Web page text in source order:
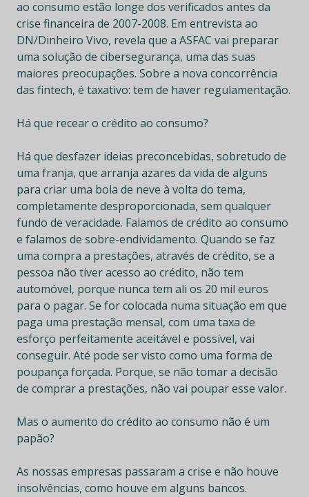
ao consumo estão longe dos verificados antes da
crise financeira de 2007-2008. Em entrevista ao
DN/Dinheiro Vivo, revela que a ASFAC vai preparar
uma solução de cibersegurança, uma das suas
maiores preocupações. Sobre a nova concorrência
das fintech, é taxativo: tem de haver regulamentação.
Há que recear o crédito ao consumo?
Há que desfazer ideias preconcebidas, sobretudo de
uma franja, que arranja azares da vida de alguns
para criar uma bola de neve à volta do tema,
completamente desproporcionada, sem qualquer
fundo de veracidade. Falamos de crédito ao consumo
e falamos de sobre-endividamento. Quando se faz
uma compra a prestações, através de crédito, se a
pessoa não tiver acesso ao crédito, não tem
automóvel, porque nunca tem ali os 20 mil euros
para o pagar. Se for colocada numa situação em que
paga uma prestação mensal, com uma taxa de
esforço perfeitamente aceitável e possível, vai
conseguir. Até pode ser visto como uma forma de
poupança forçada. Porque, se não tomar a decisão
de comprar a prestações, não vai poupar esse valor.
Mas o aumento do crédito ao consumo não é um
papão?
As nossas empresas passaram a crise e não houve
insolvências, como houve em alguns bancos.